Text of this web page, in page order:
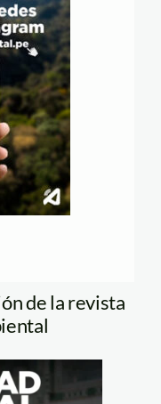
de la revista